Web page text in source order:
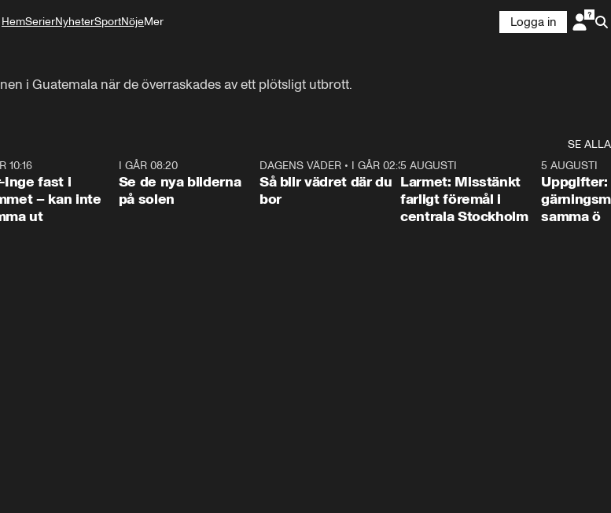
HemSerierNyheterSportNöjeMer
Logga in
i Guatemala när de överraskades av ett plötsligt utbrott.
SE ALLA
10:16
Inge fast i
– kan inte
ut
I GÅR 08:20
Se de nya bilderna
på solen
1:06
DAGENS VÄDER• I GÅR 02:30
Så blir vädret där du
bor
0:35
5 AUGUSTI
Larmet: Misstänkt
farligt föremål i
centrala Stockholm
5 AUGUSTI
Uppgifter:
samma ö